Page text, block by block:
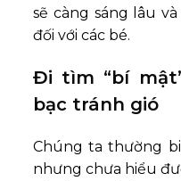
sẽ càng sáng lâu
đối với các bé.
Đi tìm “bí
bạc tránh gió
Chúng ta thường
nhưng chưa hiểu